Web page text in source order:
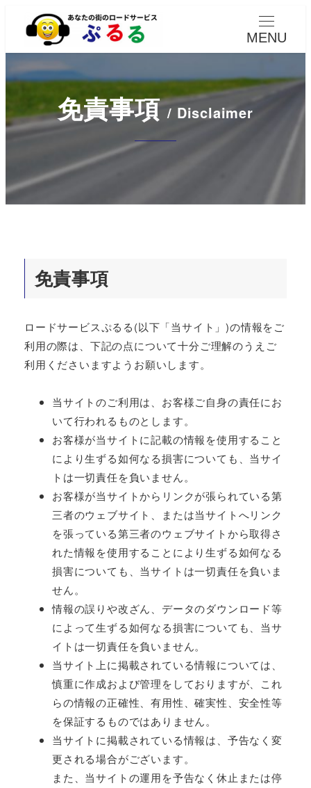
MENU
免責事項 / Disclaimer
免責事項
ロードサービスぷるる(以下「当サイト」)の情報をご
利用の際は、下記の点について十分ご理解のうえご
利用くださいますようお願いします。
当サイトのご利用は、お客様ご自身の責任にお
いて行われるものとします。
お客様が当サイトに記載の情報を使用すること
により生ずる如何なる損害についても、当サイ
トは一切責任を負いません。
お客様が当サイトからリンクが張られている第
三者のウェブサイト、または当サイトへリンク
を張っている第三者のウェブサイトから取得さ
れた情報を使用することにより生ずる如何なる
損害についても、当サイトは一切責任を負いま
せん。
情報の誤りや改ざん、データのダウンロード等
によって生ずる如何なる損害についても、当サ
イトは一切責任を負いません。
当サイト上に掲載されている情報については、
慎重に作成および管理をしておりますが、これ
らの情報の正確性、有用性、確実性、安全性等
を保証するものではありません。
当サイトに掲載されている情報は、予告なく変
更される場合がございます。
また、当サイトの運用を予告なく休止または停